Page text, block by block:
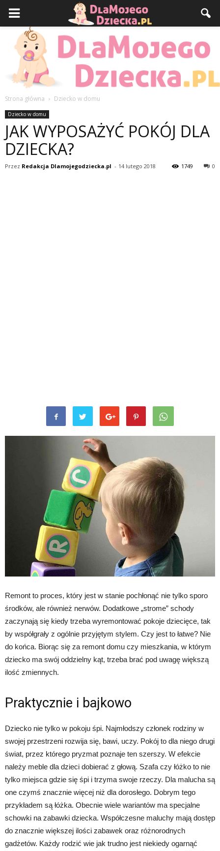
Strona główna Dziecko w domu
Dziecko w domu
JAK WYPOSAŻYĆ POKÓJ DLA
DZIECKA?
Przez Redakcja Dlamojegodziecka.pl - 14 lutego 2018 0
1749
Remont to proces, który jest w stanie pochłonąć nie tylko sporo
środków, ale również nerwów. Dodatkowe „strome” schody
zaczynają się kiedy trzeba wyremontować pokoje dziecięce, tak
by współgrały z ogólnie przyjętym stylem. Czy jest to łatwe? Nie
do końca. Biorąc się za remont domu czy mieszkania, w którym
dziecko ma swój oddzielny kąt, trzeba brać pod uwagę większą
ilość zmiennych.
Praktycznie i bajkowo
Dziecko nie tylko w pokoju śpi. Najmłodszy członek rodziny w
swojej przestrzeni rozwija się, bawi, uczy. Pokój to dla niego drugi
świat, przez którego pryzmat poznaje ten szerszy. W efekcie
należy meble dla dzieci dobierać z głową. Szafa czy łóżko to nie
tylko miejsca gdzie się śpi i trzyma swoje rzeczy. Dla malucha są
one czymś znacznie więcej niż dla dorosłego. Dobrym tego
przykładem są łóżka. Obecnie wiele wariantów ma specjalne
schowki na zabawki dziecka. Współczesne maluchy mają dostęp
do znacznie większej ilości zabawek oraz różnorodnych
gadżetów. Każdy rodzić wie jak trudno jest niekiedy ogarnąć